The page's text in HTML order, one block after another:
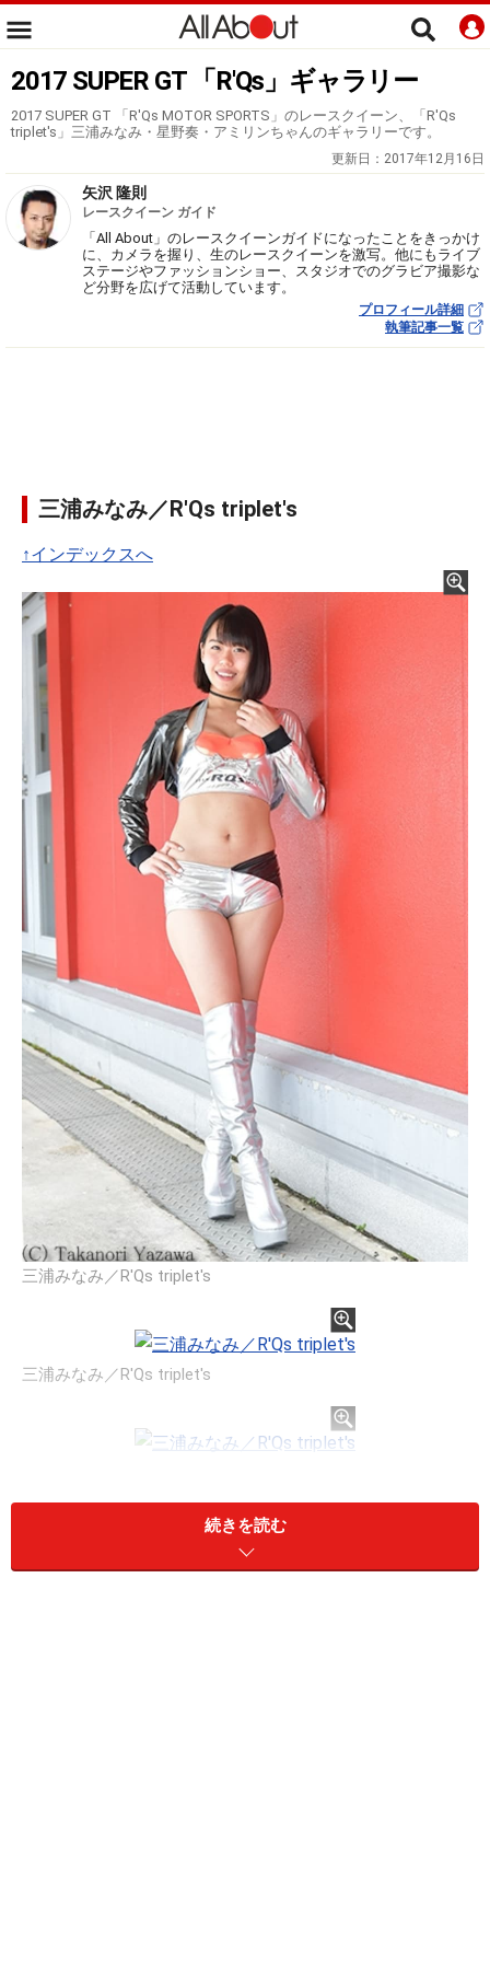
2017 SUPER GT 「R'Qs」ギャラリー
2017 SUPER GT 「R'Qs MOTOR SPORTS」のレースクイーン、「R'Qs
triplet's」三浦みなみ・星野奏・アミリンちゃんのギャラリーです。
更新日： 2017年12月16日
矢沢 隆則
レースクイーン ガイド
「All About」のレースクイーンガイドになったことをきっかけ
に、カメラを握り、生のレースクイーンを激写。他にもライブ
ステージやファッションショー、スタジオでのグラビア撮影な
ど分野を広げて活動しています。
プロフィール詳細
執筆記事一覧
三浦みなみ／R'Qs triplet's
↑インデックスへ
三浦みなみ／R'Qs triplet's
三浦みなみ／R'Qs triplet's
三浦みなみ／R'Qs triplet's
続きを読む